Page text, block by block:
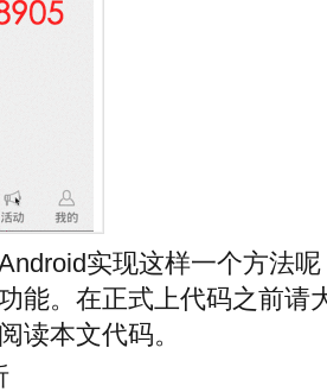
实现这样一个方法
能。在正式上代码之前请
读本文代码。